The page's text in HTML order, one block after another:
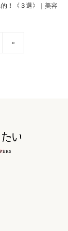
！《３選》｜美容
»